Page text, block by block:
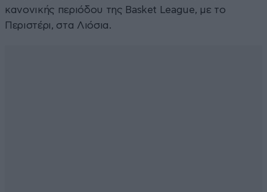
κανονικής περιόδου της Basket League, με το
Περιστέρι, στα Λιόσια.